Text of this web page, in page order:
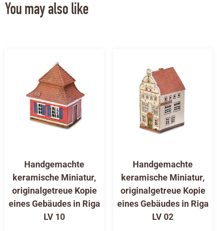
You may also like
Handgemachte
keramische Miniatur,
originalgetreue Kopie
eines Gebäudes in Riga
LV 10
Handgemachte
keramische Miniatur,
originalgetreue Kopie
eines Gebäudes in Riga
LV 02